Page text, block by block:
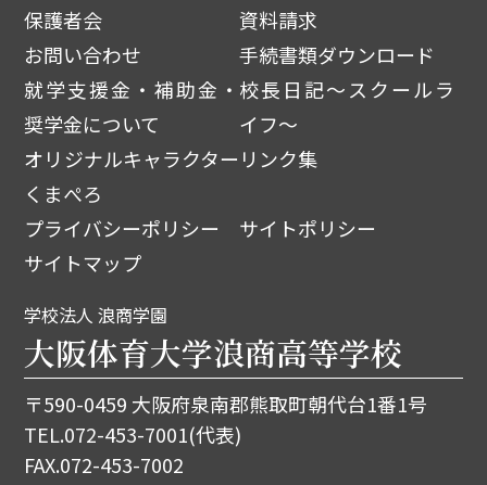
保護者会
資料請求
お問い合わせ
手続書類ダウンロード
就学支援金・補助金・
奨学金について
校長日記～スクールラ
イフ～
オリジナルキャラクター
くまぺろ
リンク集
プライバシーポリシー
サイトポリシー
サイトマップ
学校法人 浪商学園
大阪体育大学浪商高等学校
〒590-0459 大阪府泉南郡熊取町朝代台1番1号
TEL.072-453-7001(代表)
FAX.072-453-7002